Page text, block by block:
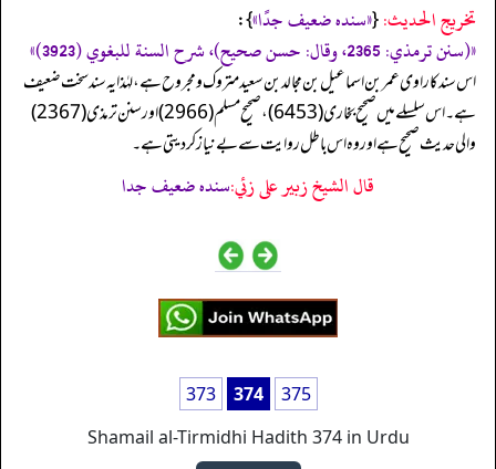
تخریج الحدیث:{«‏‏‏‏سنده ضعيف جدًا»‏‏‏‏ }:
«(سنن ترمذي: 2365، وقال: حسن صحيح)، شرح السنة للبغوي (3923)»
اس سند کا راوی عمر بن اسماعیل بن مجالد بن سعید متروک ومجروح ہے، لہٰذا یہ سند سخت ضعیف
ہے۔ اس سلسلے میں صحیح بخاری (6453)، صحیح مسلم (2966) اور سنن ترمذی (2367)
والی حدیث صحیح ہے اور وہ اس باطل روایت سے بے نیاز کر دیتی ہے۔
قال الشيخ زبير على زئي:سنده ضعيف جدا
373 374
375
Shamail al-Tirmidhi Hadith 374 in Urdu